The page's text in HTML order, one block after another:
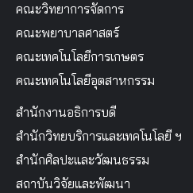
คณะวิทยาการจัดการ
คณะพยาบาลศาสตร์
คณะเทคโนโลยีการเกษตร
คณะเทคโนโลยีอุตสาหกรรม
สำนักงานอธิการบดี
สำนักวิทยบริการและเทคโนโลยี ฯ
สำนักศิลปะและวัฒนธรรม
สถาบันวิจัยและพัฒนา